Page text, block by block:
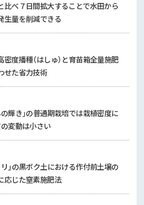
比べ７日間拡大することで水田から
生量を削減できる
度播種（はしゅ）と育苗箱全量施肥
せた省力技術
輝き」の普通期栽培では栽植密度に
の変動は小さい
」の黒ボク土における作付前土壌の
応じた窒素施肥法